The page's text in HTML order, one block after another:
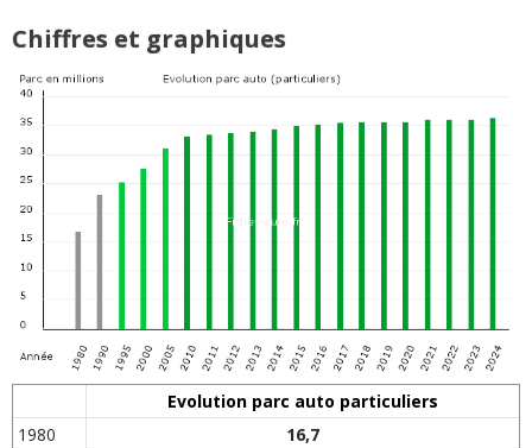
Chiffres et graphiques
Evolution parc auto particuliers
1980
16,7